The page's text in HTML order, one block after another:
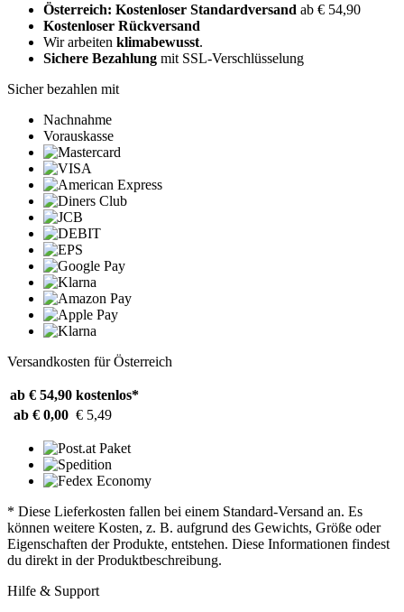
Österreich: Kostenloser Standardversand ab € 54,90
Kostenloser Rückversand
Wir arbeiten klimabewusst.
Sichere Bezahlung mit SSL-Verschlüsselung
Sicher bezahlen mit
Nachnahme
Vorauskasse
Versandkosten für Österreich
ab € 54,90 kostenlos*
ab € 0,00 € 5,49
* Diese Lieferkosten fallen bei einem Standard-Versand an. Es
können weitere Kosten, z. B. aufgrund des Gewichts, Größe oder
Eigenschaften der Produkte, entstehen. Diese Informationen findest
du direkt in der Produktbeschreibung.
Hilfe & Support